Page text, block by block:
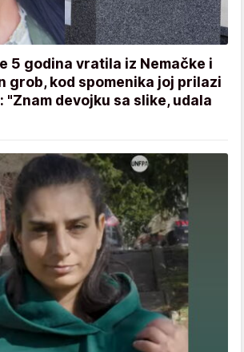
5 godina vratila iz Nemačke i
grob, kod spomenika joj prilazi
"Znam devojku sa slike, udala